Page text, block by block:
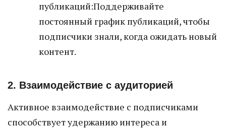
публикаций:Поддерживайте
постоянный график публикаций, чтобы
подписчики знали, когда ожидать новый
контент.
2. Взаимодействие с аудиторией
Активное взаимодействие с подписчиками
способствует удержанию интереса и